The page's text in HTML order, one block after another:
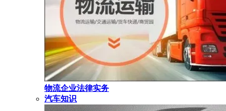
物流企业法律实务
汽车知识